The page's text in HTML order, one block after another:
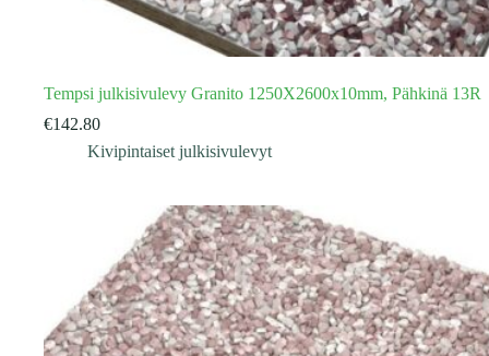
Tempsi julkisivulevy Granito 1250X2600x10mm, Pähkinä 13R
€142.80
Kivipintaiset julkisivulevyt